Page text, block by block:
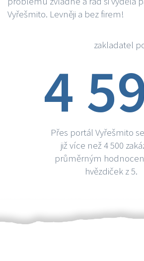
Vyřešmito. Levněji a bez firem!
zakladatel
4
Přes portál Vyřešmito
již více než 4 500
průměrným
hvězdiček z 5.